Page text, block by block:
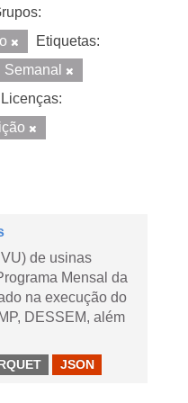
Etiquetas:
Semanal
Licenças:
de usinas
Mensal da
na execução do
DESSEM, além
JSON